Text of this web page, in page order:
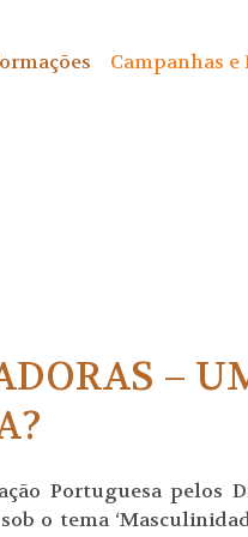
Campanhas e
–
Portuguesa pelos
o tema